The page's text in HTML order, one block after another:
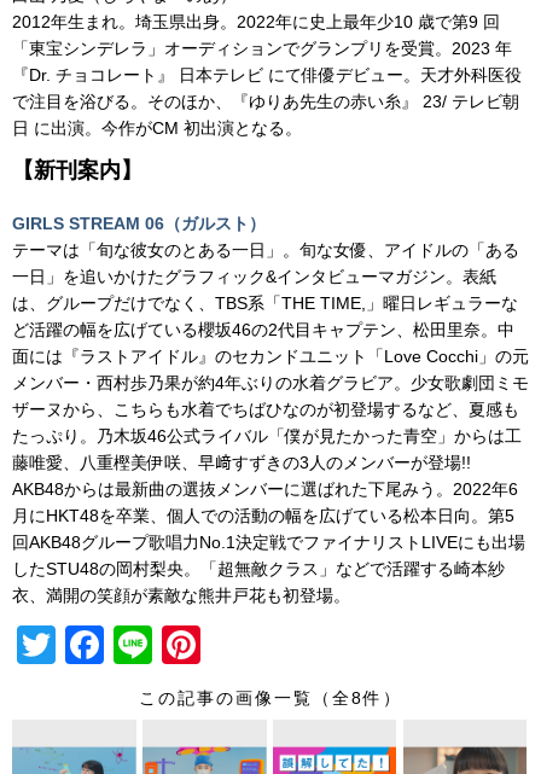
2012年生まれ。埼玉県出身。2022年に史上最年少10 歳で第9 回
「東宝シンデレラ」オーディションでグランプリを受賞。2023 年
『Dr. チョコレート』 日本テレビ にて俳優デビュー。天才外科医役
で注目を浴びる。そのほか、『ゆりあ先生の赤い糸』 23/ テレビ朝
日 に出演。今作がCM 初出演となる。
【新刊案内】
GIRLS STREAM 06（ガルスト）
テーマは「旬な彼女のとある一日」。旬な女優、アイドルの「ある
一日」を追いかけたグラフィック&インタビューマガジン。表紙
は、グループだけでなく、TBS系「THE TIME,」曜日レギュラーな
ど活躍の幅を広げている櫻坂46の2代目キャプテン、松田里奈。中
面には『ラストアイドル』のセカンドユニット「Love Cocchi」の元
メンバー・西村歩乃果が約4年ぶりの水着グラビア。少女歌劇団ミモ
ザーヌから、こちらも水着でちばひなのが初登場するなど、夏感も
たっぷり。乃木坂46公式ライバル「僕が見たかった青空」からは工
藤唯愛、八重樫美伊咲、早﨑すずきの3人のメンバーが登場!!
AKB48からは最新曲の選抜メンバーに選ばれた下尾みう。2022年6
月にHKT48を卒業、 個人での活動の幅を広げている松本日向。第5
回AKB48グループ歌唱力No.1決定戦でファイナリストLIVEにも出場
したSTU48の岡村梨央。「超無敵クラス」 などで活躍する崎本紗
衣、満開の笑顔が素敵な熊井戸花も初登場。
T
er
F
e
Li
n
nt
e
この記事の画像一覧（全8件）